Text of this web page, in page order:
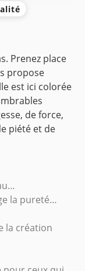
Prenez place
propose
est ici colorée
de force,
piété et de
la pureté…
la création